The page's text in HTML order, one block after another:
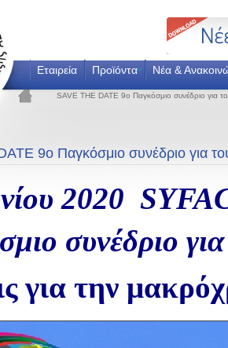
Εταιρεία Προϊόντα Νέα &
SAVE THE DATE 9ο Παγκόσμιο συνέδριο για
9ο Παγκόσμιο συνέδριο για
2020
συνέδριο
για την